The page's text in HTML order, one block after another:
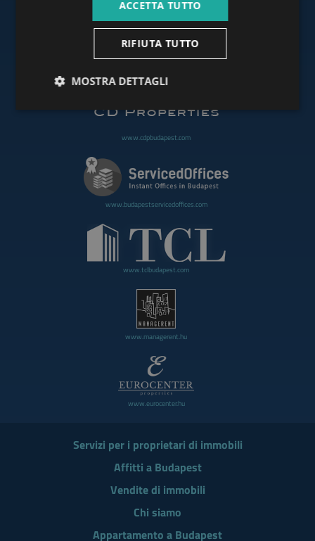
www.budapestoffices.net
www.budapestpropertysellers.com
www.cdpbudapest.com
www.budapestservicedoffices.com
www.tclbudapest.com
www.managerent.hu
www.eurocenter.hu
Servizi per i proprietari di immobili
Affitti a Budapest
Vendite di immobili
Chi siamo
Appartamento a Budapest
ACCETTA TUTTO
RIFIUTA TUTTO
MOSTRA DETTAGLI